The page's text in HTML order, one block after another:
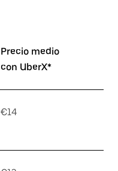
Precio medio
con UberX*
€14